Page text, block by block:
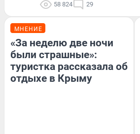
58 824 29
МНЕНИЕ
«За неделю две ночи
были страшные»:
туристка рассказала об
отдыхе в Крыму